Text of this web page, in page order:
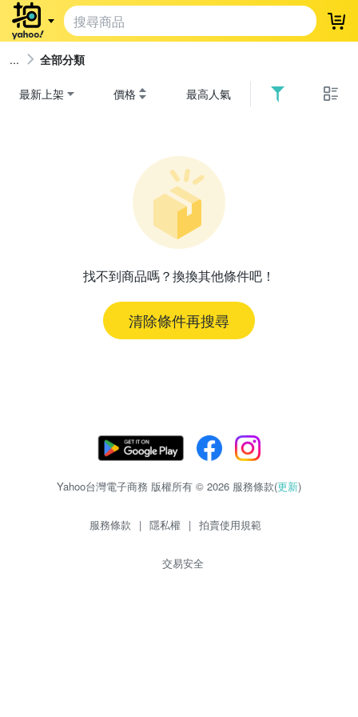
登
全部分類
最新上架 價格 最高人氣
找不到商品嗎？換換其他條件吧！
清除條件再搜尋
Yahoo台灣電子商務 版權所有 © 2026 服務條款(更新)
服務條款 | 隱私權 | 拍賣使用規範
交易安全